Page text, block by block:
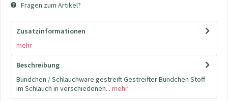
Fragen zum Artikel?
Zusatzinformationen
mehr
Beschreibung
Bündchen / Schlauchware gestreift Gestreifter Bündchen Stoff
im Schlauch in verschiedenen... mehr